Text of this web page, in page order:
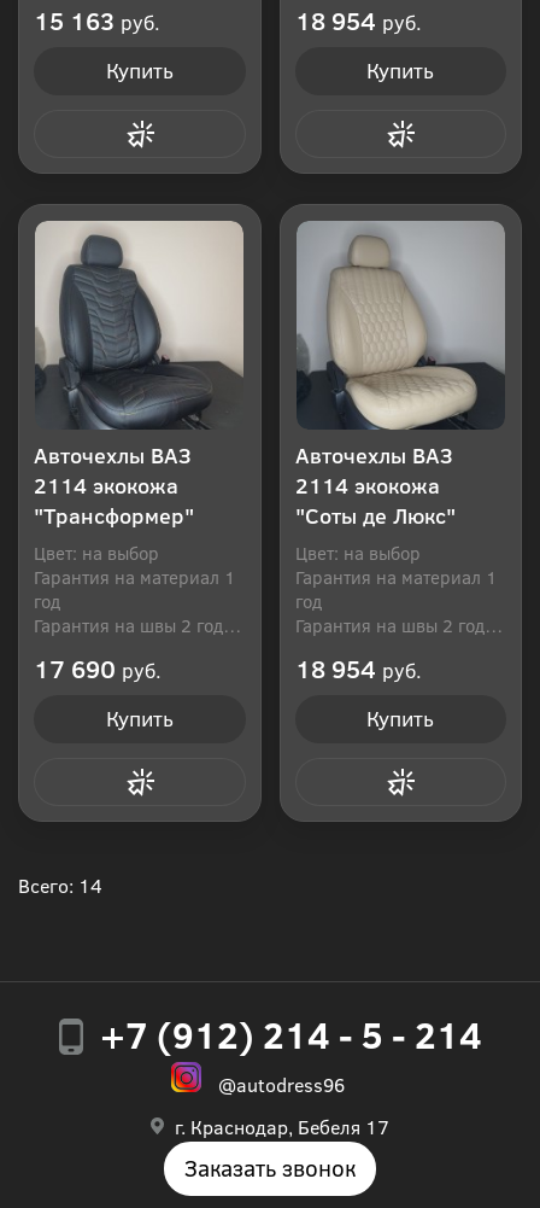
15 163 руб.
Купить
18 954 руб.
Купить
Авточехлы ВАЗ
2114 экокожа
"Трансформер"
Цвет: на выбор
Гарантия на материал 1
год
Гарантия на швы 2 года
17 690 руб.
Купить
Авточехлы ВАЗ
2114 экокожа
"Соты де Люкс"
Цвет: на выбор
Гарантия на материал 1
год
Гарантия на швы 2 года
18 954 руб.
Купить
Всего: 14
+7 (912) 214 - 5 - 214
@autodress96
г. Краснодар, Бебеля 17
Заказать звонок